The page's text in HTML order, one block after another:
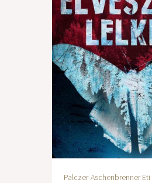
Palczer-Aschenbrenner Eti